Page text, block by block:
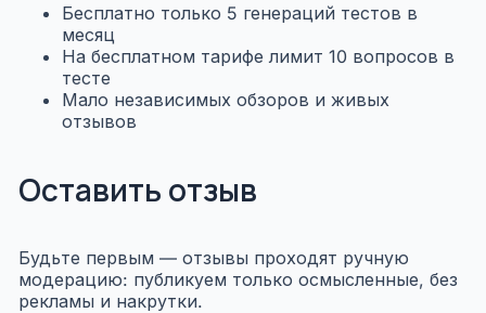
Бесплатно только 5 генераций тестов в
месяц
На бесплатном тарифе лимит 10 вопросов в
тесте
Мало независимых обзоров и живых
отзывов
Оставить отзыв
Будьте первым — отзывы проходят ручную
модерацию: публикуем только осмысленные, без
рекламы и накрутки.